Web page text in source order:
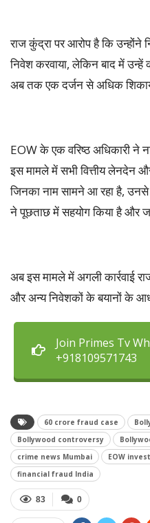
राज कुंद्रा पर आरोप है कि
निवेश करवाया, लेकिन बाद में उन्हें
अब तक एक दर्जन से अधिक
EOW के एक वरिष्ठ अधिकारी ने
इस मामले में सभी वित्तीय लेनदेन
जिनका नाम सामने आ रहा है, उनसे
ने पूछताछ में सहयोग किया है और
अब इस मामले में अगली कार्रवाई
और अन्य निवेशकों के बयानों के
Join Primes Tv
+918109571743
60 crore fraud case
Bollywood controversy
crime news Mumbai
EOW
financial fraud India
0
83